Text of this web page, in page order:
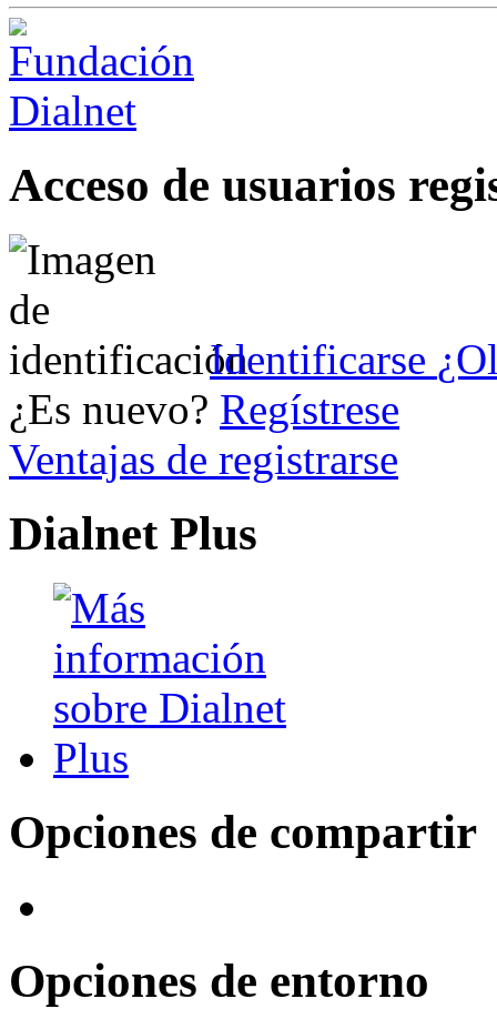
Acceso de usuarios
Identificarse
¿Es nuevo? Regístrese
Ventajas de registrarse
Dialnet Plus
Opciones de compartir
Opciones de entorno